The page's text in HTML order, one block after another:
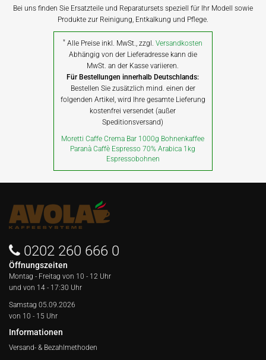
Bei uns finden Sie Ersatzteile und Reparatursets speziell für Ihr Modell sowie
Produkte zur Reinigung, Entkalkung und Pflege.
* Alle Preise inkl. MwSt., zzgl.Versandkosten
Abhängig von der Lieferadresse kann die
MwSt. an der Kasse variieren.
Für Bestellungen innerhalb Deutschlands:
Bestellen Sie zusätzlich mind. einen der
folgenden Artikel, wird Ihre gesamte Lieferung
kostenfrei versendet (außer
Speditionsversand)
Moretti Caffe Crema Bar 1000g Bohnenkaffee
Paranà Caffè Espresso 70% Arabica 1kg
Espressobohnen
0202 260 666 0
Öffnungszeiten
Montag - Freitag von 10 - 12 Uhr
und von 14 - 17:30 Uhr
Samstag 05.09.2026
von 10 - 15 Uhr
Informationen
Versand- & Bezahlmethoden